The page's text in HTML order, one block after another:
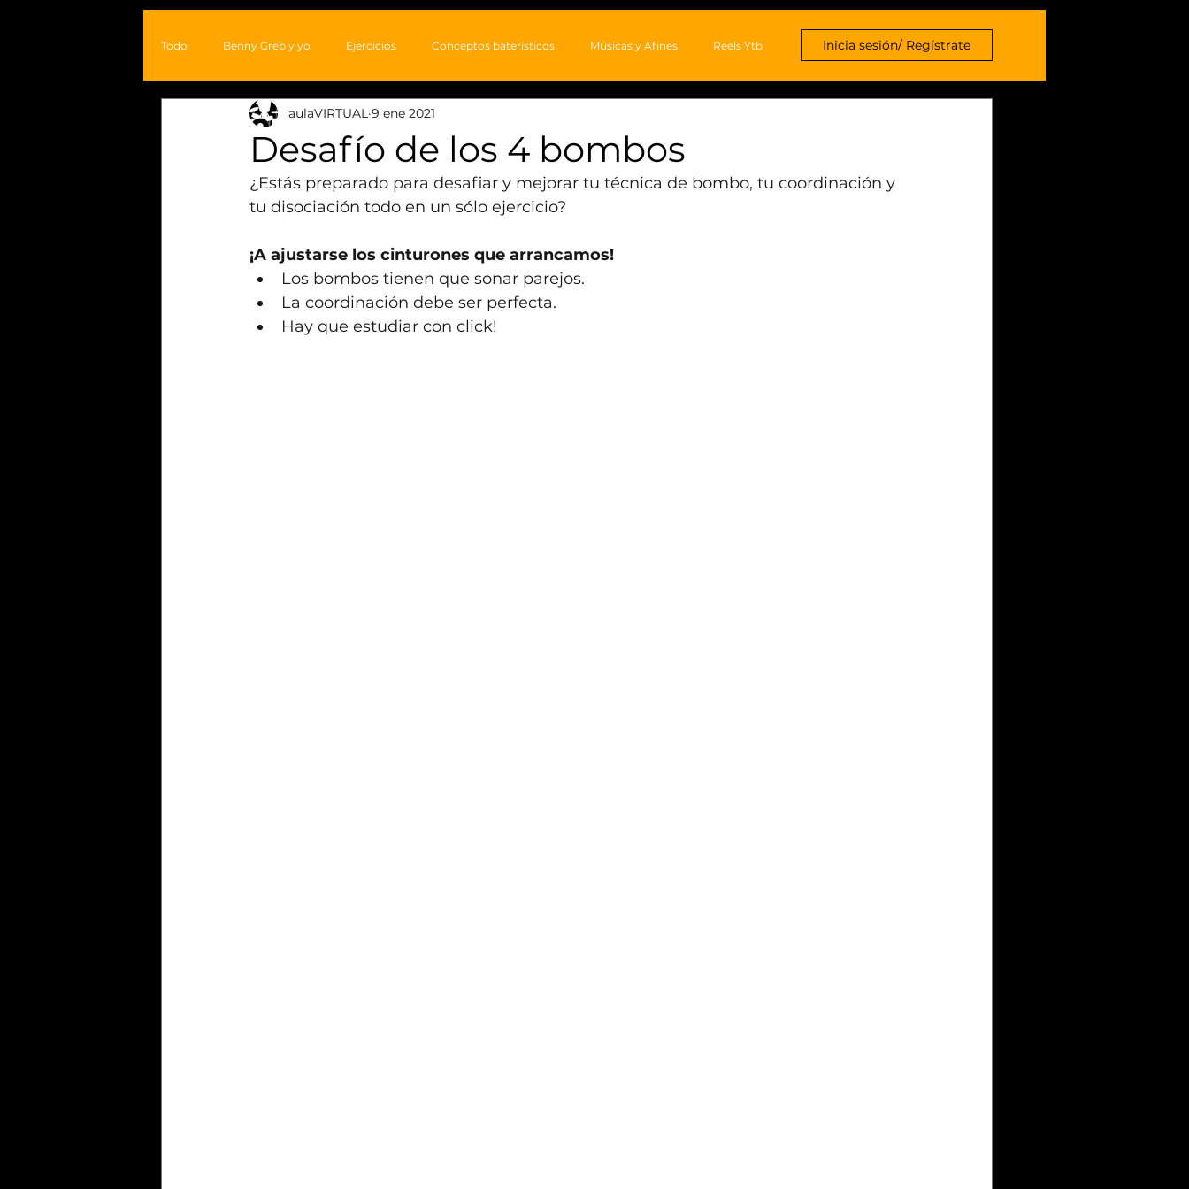
Todo Benny Greb y yo Ejercicios Conceptos baterísticos Músicas y Afines Reels Ytb
Transcripciones
Inicia sesión/ Regístrate
Desafío de los 4 bombos
aulaVIRTUAL 9 ene 2021
¿Estás preparado para desafiar y mejorar tu técnica de bombo, tu coordinación y
tu disociación todo en un sólo ejercicio?
¡A ajustarse los cinturones que arrancamos!
Los bombos tienen que sonar parejos.
La coordinación debe ser perfecta.
Hay que estudiar con click!